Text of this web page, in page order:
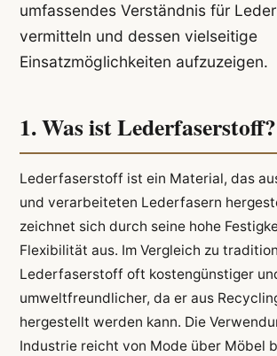
umfassendes Verständnis für
vermitteln und dessen vielseitige
Einsatzmöglichkeiten aufzuzeigen.
1. Was ist Lederfaserstoff?
Lederfaserstoff ist ein Material, das
und verarbeiteten Lederfasern
zeichnet sich durch seine hohe
Flexibilität aus. Im Vergleich zu
Lederfaserstoff oft kostengünstiger
umweltfreundlicher, da er aus
hergestellt werden kann. Die
Industrie reicht von Mode über Möbel